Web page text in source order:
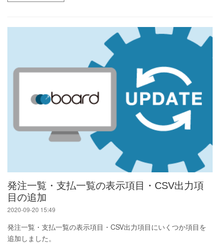
発注一覧・支払一覧の表示項目・CSV出力項
目の追加
2020-09-20 15:49
発注一覧・支払一覧の表示項目・CSV出力項目にいくつか項目を
追加しました。